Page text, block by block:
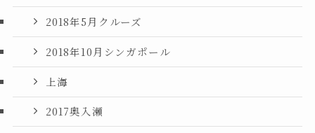
2018年5月クルーズ
2018年10月シンガポール
上海
2017奥入瀬